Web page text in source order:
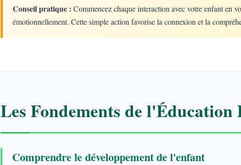
Conseil pratique : Commencez chaque interaction avec votre enfant en
émotionnellement. Cette simple action favorise la connexion et la
Les Fondements de l'Éducation
Comprendre le développement de l'enfant